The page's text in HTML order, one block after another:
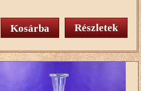
Részletek